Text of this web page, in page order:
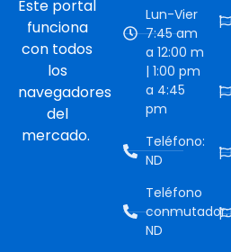
Este portal
funciona
con todos
los
navegadores
del
mercado.
Lun-Vier
7:45 am
a 12:00 m
| 1:00 pm
a 4:45
pm
Teléfono:
ND
Teléfono
conmutador:
ND